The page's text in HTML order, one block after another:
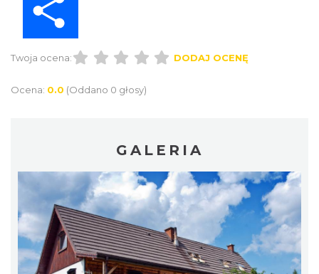
Twoja ocena: DODAJ OCENĘ
Ocena: 0.0 (Oddano 0 głosy)
GALERIA